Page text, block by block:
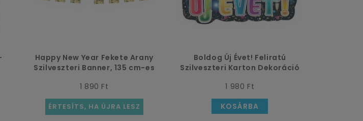
ez idén!
Happy New Year Fekete Arany
Szilveszteri Banner, 135 cm-es
1 890 Ft
ÉRTESÍTS, HA ÚJRA LESZ
Boldog Új Évet! Feliratú
Szilveszteri Karton Dekoráció
1 980 Ft
KOSÁRBA